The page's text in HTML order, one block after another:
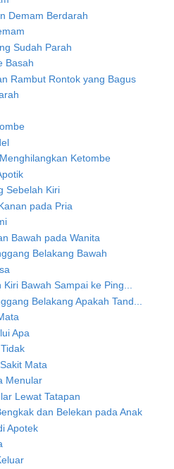
Demam Berdarah
Sudah Parah
Basah
Rambut Rontok yang Bagus
Ketombe
Sebelah Kiri
pada Pria
Bawah pada Wanita
Belakang Bawah
Bawah Sampai ke Ping...
Belakang Apakah Tand...
Apa
Mata
Menular
Lewat Tatapan
dan Belekan pada Anak
Apotek